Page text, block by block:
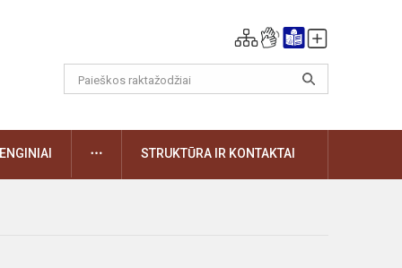
DAUGIAUSTRUKTŪRA IR KONTAKTAI